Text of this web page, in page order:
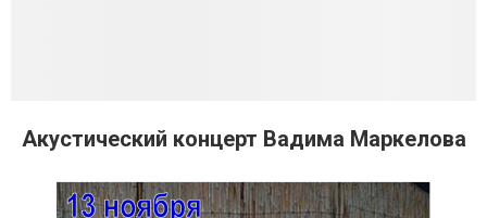
Акустический концерт Вадима Маркелова